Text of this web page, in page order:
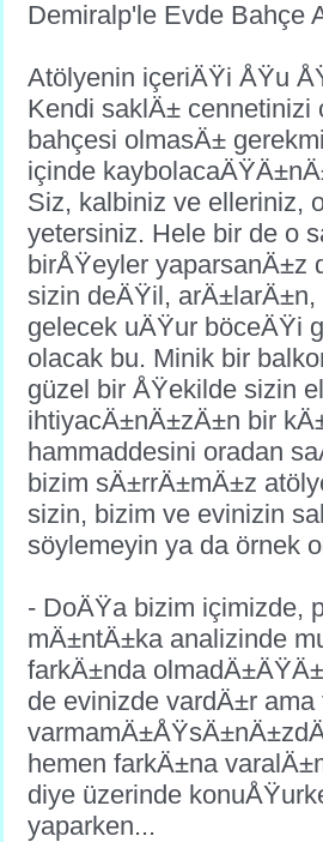
Demiralp'le Evde Bahçe
Atölyenin içeriÄŸi ÅŸu
Kendi saklÄ±
bahçesi olmasÄ±
içinde
Siz, kalbiniz ve elleriniz,
yetersiniz. Hele bir de o
birÅŸeyler yaparsanÄ±z
sizin deÄŸil, arÄ±larÄ±n,
gelecek uÄŸur böceÄŸi
olacak bu. Minik bir
güzel bir ÅŸekilde sizin
ihtiyacÄ±nÄ±zÄ±n bir
hammaddesini oradan
bizim sÄ±rrÄ±mÄ±z
sizin, bizim ve evinizin
söylemeyin ya da örnek
- DoÄŸa bizim içimizde,
mÄ±ntÄ±ka analizinde
farkÄ±nda
de evinizde vardÄ±r
hemen farkÄ±na
diye üzerinde
yaparken...